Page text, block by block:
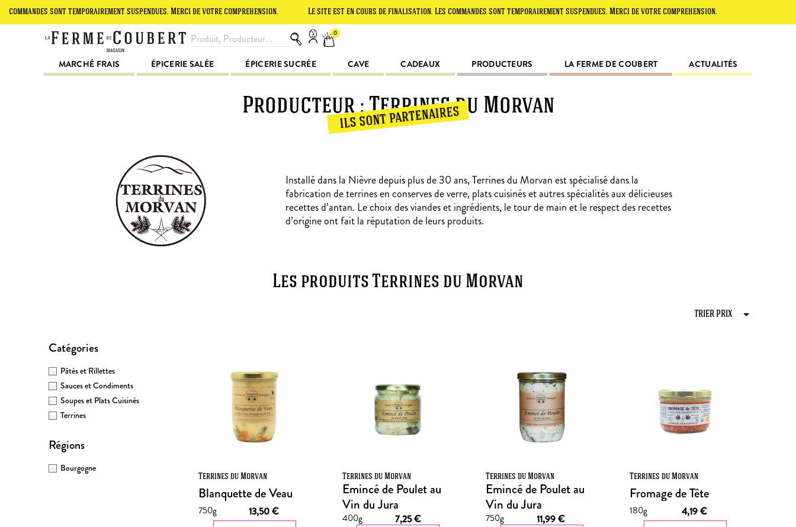
sont temporairement suspendues. Merci de votre compréhension. Le site est en cours de finalisation. Les commandes sont temporairement suspendues. Merci de votre compréhension.
0
MARCHÉ FRAIS ÉPICERIE SALÉE ÉPICERIE SUCRÉE CAVE CADEAUX PRODUCTEURS LA FERME DE COUBERT ACTUALITÉS
Producteur : Terrines du Morvan
ils sont partenaires
Installé dans la Nièvre depuis plus de 30 ans, Terrines du Morvan est spécialisé dans la
fabrication de terrines en conserves de verre, plats cuisinés et autres spécialités aux délicieuses
recettes d’antan. Le choix des viandes et ingrédients, le tour de main et le respect des recettes
d’origine ont fait la réputation de leurs produits.
Les produits Terrines du Morvan
Catégories
Pâtés et Rillettes
Sauces et Condiments
Soupes et Plats Cuisinés
Terrines
Régions
Bourgogne
Terrines du Morvan
Blanquette de Veau
750g 13,50€
Terrines du Morvan
Emincé de Poulet au
Vin du Jura
400g 7,25€
Terrines du Morvan
Emincé de Poulet au
Vin du Jura
750g 11,99€
Terrines du Morvan
Fromage de Tête
180g 4,19€